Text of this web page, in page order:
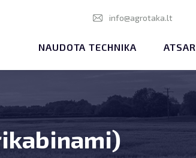
info@agrotaka.lt
NAUDOTA TECHNIKA